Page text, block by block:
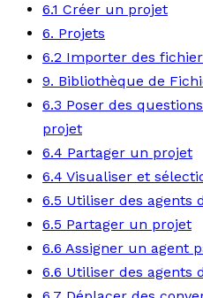
6.1 Créer un projet
6. Projets
6.2 Importer des
9. Bibliothèque de
6.3 Poser des
projet
6.4 Partager un projet
6.4 Visualiser et
6.5 Utiliser des agents
6.5 Partager un projet
6.6 Assigner un agent
6.6 Utiliser des agents